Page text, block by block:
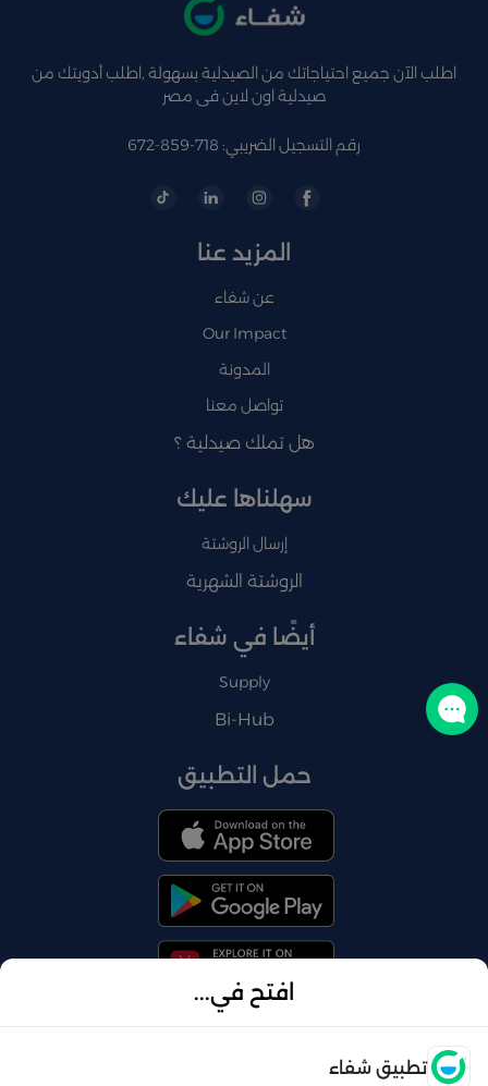
افتح في...
تطبيق شفاء
اطلب الآن جميع احتياجاتك من الصيدلية بسهولة ,اطلب أدويتك من
صيدلية اون لاين فى مصر
رقم التسجيل الضريبي: 718-859-672
المزيد عنا
عن شفاء
Our Impact
المدونة
تواصل معنا
هل تملك صيدلية ؟
سهلناها عليك
إرسال الروشتة
الروشتة الشهرية
أيضًا في شفاء
Supply
Bi-Hub
حمل التطبيق
© 2026 شفاء . كل الحقوق محفوظة
تواصل معنا